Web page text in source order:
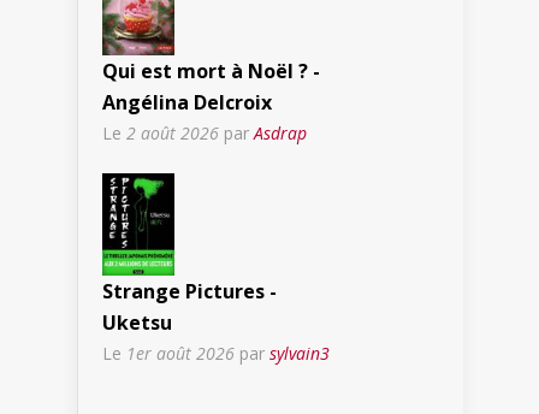
Qui est mort à Noël ? -
Angélina Delcroix
Le 2 août 2026 par Asdrap
Strange Pictures -
Uketsu
Le 1er août 2026 par sylvain3